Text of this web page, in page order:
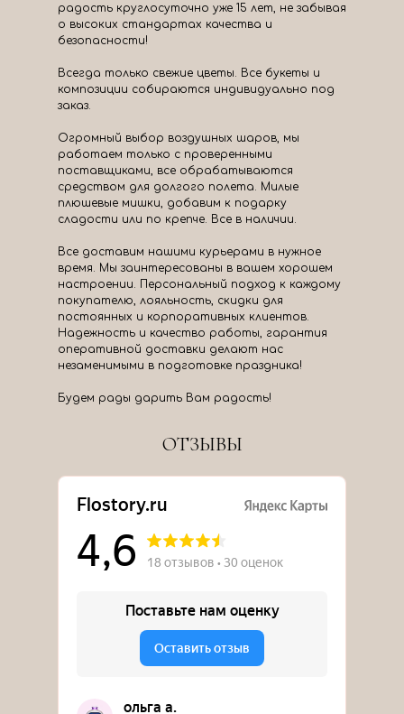
радость круглосуточно уже 15 лет, не забывая
о высоких стандартах качества и
безопасности!
Всегда только свежие цветы. Все букеты и
композиции собираются индивидуально под
заказ.
Огромный выбор воздушных шаров, мы
работаем только с проверенными
поставщиками, все обрабатываются
средством для долгого полета. Милые
плюшевые мишки, добавим к подарку
сладости или по крепче. Все в наличии.
Все доставим нашими курьерами в нужное
время. Мы заинтересованы в вашем хорошем
настроении. Персональный подход к каждому
покупателю, лояльность, скидки для
постоянных и корпоративных клиентов.
Надежность и качество работы, гарантия
оперативной доставки делают нас
незаменимыми в подготовке праздника!
Будем рады дарить Вам радость!
ОТЗЫВЫ